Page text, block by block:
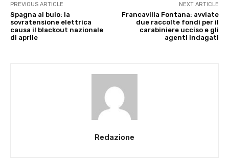
PREVIOUS ARTICLE
Spagna al buio: la
sovratensione elettrica
causa il blackout nazionale
di aprile
NEXT ARTICLE
Francavilla Fontana: avviate
due raccolte fondi per il
carabiniere ucciso e gli
agenti indagati
Redazione